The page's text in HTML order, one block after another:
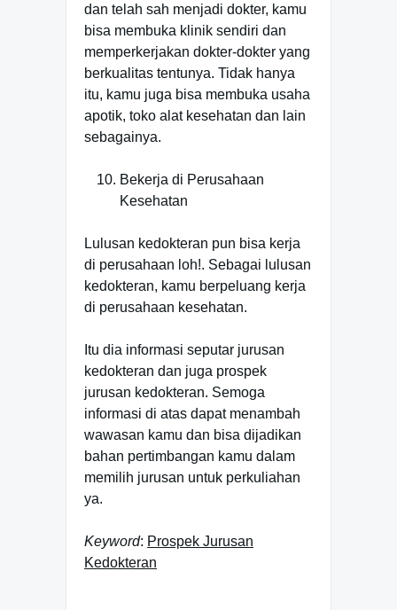
dan telah sah menjadi dokter, kamu
bisa membuka klinik sendiri dan
memperkerjakan dokter-dokter yang
berkualitas tentunya. Tidak hanya
itu, kamu juga bisa membuka usaha
apotik, toko alat kesehatan dan lain
sebagainya.
Bekerja di Perusahaan
Kesehatan
Lulusan kedokteran pun bisa kerja
di perusahaan loh!. Sebagai lulusan
kedokteran, kamu berpeluang kerja
di perusahaan kesehatan.
Itu dia informasi seputar jurusan
kedokteran dan juga prospek
jurusan kedokteran. Semoga
informasi di atas dapat menambah
wawasan kamu dan bisa dijadikan
bahan pertimbangan kamu dalam
memilih jurusan untuk perkuliahan
ya.
Keyword: Prospek Jurusan
Kedokteran